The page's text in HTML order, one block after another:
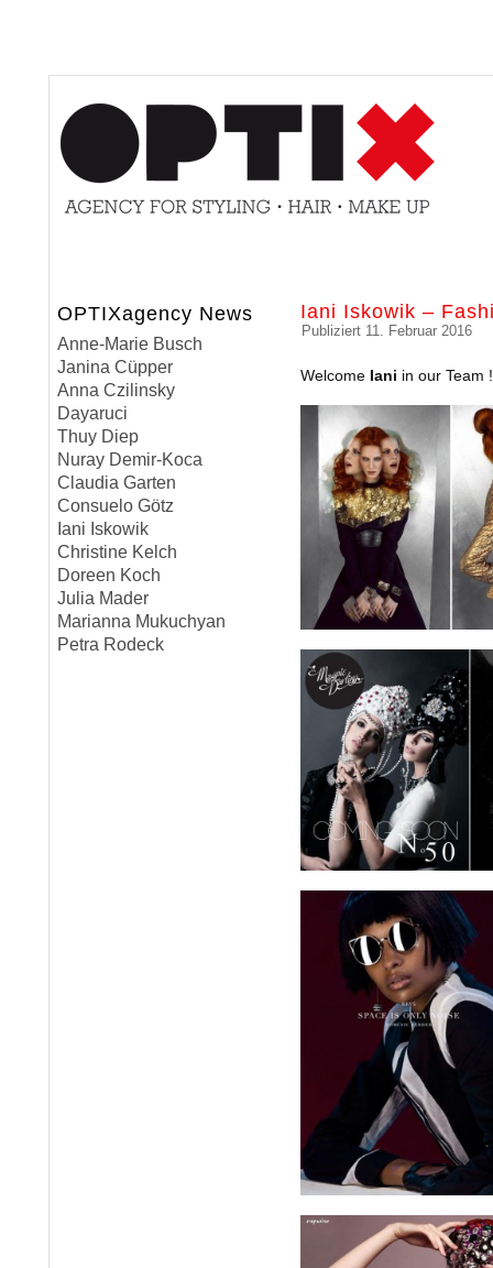
OPTIXagency News
Anne-Marie Busch
Janina Cüpper
Anna Czilinsky
Dayaruci
Thuy Diep
Nuray Demir-Koca
Claudia Garten
Consuelo Götz
Iani Iskowik
Christine Kelch
Doreen Koch
Julia Mader
Marianna Mukuchyan
Petra Rodeck
Iani Iskowik –
Publiziert 11. Februar 2016
Welcome Iani in our Team